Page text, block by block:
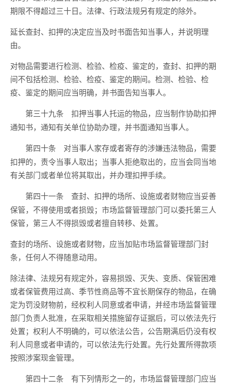
期限不得超过三十日。法律、行政法规另有规定的除外。
延长查封、扣押的决定应当及时书面告知当事人，并说明理
由。
对物品需要进行检测、检验、检疫、鉴定的，查封、扣押的期
间不包括检测、检验、检疫、鉴定的期间。检测、检验、检
疫、鉴定的期间应当明确，并书面告知当事人。
第三十九条 扣押当事人托运的物品，应当制作协助扣押
通知书，通知有关单位协助办理，并书面通知当事人。
第四十条 对当事人家存或者寄存的涉嫌违法物品，需要
扣押的，责令当事人取出；当事人拒绝取出的，应当会同当地
有关部门或者单位将其取出，并办理扣押手续。
第四十一条 查封、扣押的场所、设施或者财物应当妥善
保管，不得使用或者损毁；市场监督管理部门可以委托第三人
保管，第三人不得损毁或者擅自转移、处置。
查封的场所、设施或者财物，应当加贴市场监督管理部门封
条，任何人不得随意动用。
除法律、法规另有规定外，容易损毁、灭失、变质、保管困难
或者保管费用过高、季节性商品等不宜长期保存的物品，在确
定为罚没财物前，经权利人同意或者申请，并经市场监督管理
部门负责人批准，在采取相关措施留存证据后，可以依法先行
处置；权利人不明确的，可以依法公告，公告期满后仍没有权
利人同意或者申请的，可以依法先行处置。先行处置所得款项
按照涉案现金管理。
第四十二条 有下列情形之一的，市场监督管理部门应当